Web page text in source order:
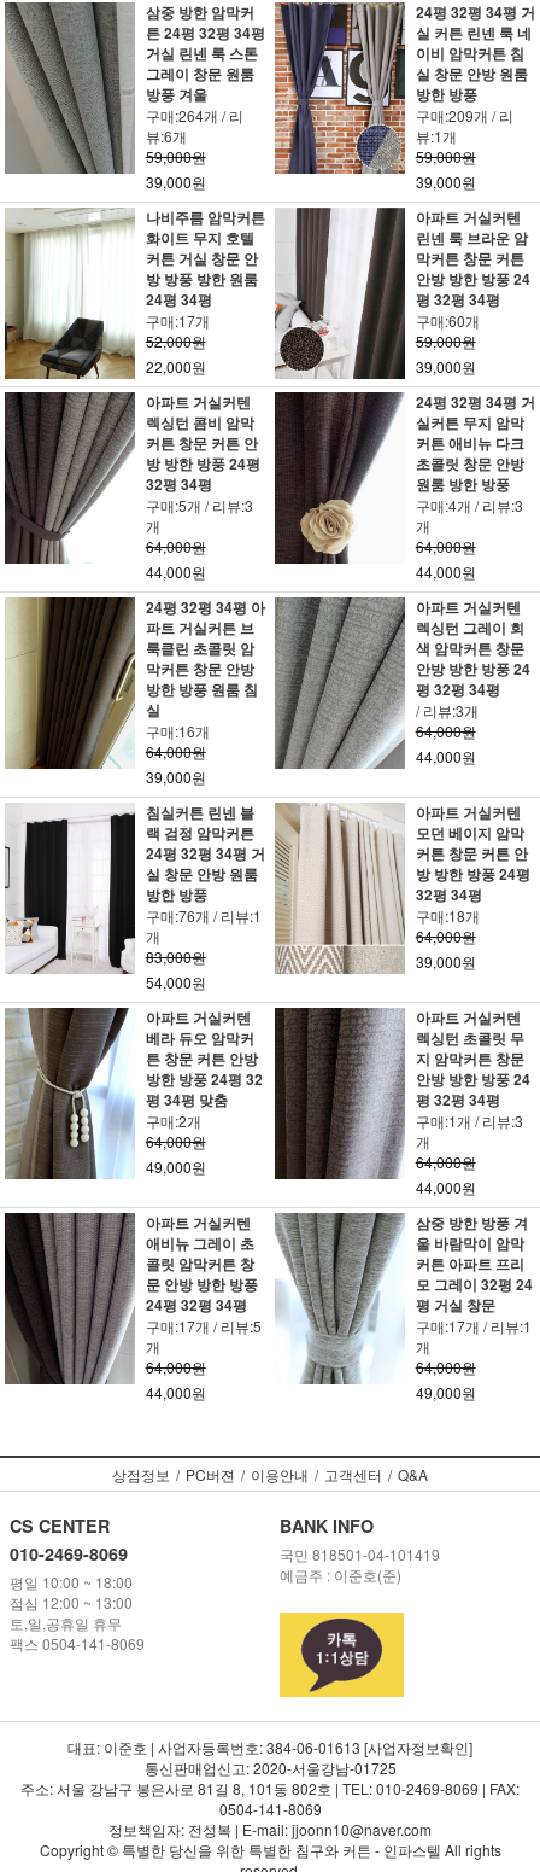
삼중 방한 암막커
튼 24평 32평 34평
거실 린넨 룩 스톤
그레이 창문 원룸
방풍 겨울
구매:264개 / 리
뷰:6개
59,000원
39,000원
24평 32평 34평 거
실 커튼 린넨 룩 네
이비 암막커튼 침
실 창문 안방 원룸
방한 방풍
구매:209개 / 리
뷰:1개
59,000원
39,000원
나비주름 암막커튼
화이트 무지 호텔
커튼 거실 창문 안
방 방풍 방한 원룸
24평 34평
구매:17개
52,000원
22,000원
아파트 거실커텐
린넨 룩 브라운 암
막커튼 창문 커튼
안방 방한 방풍 24
평 32평 34평
구매:60개
59,000원
39,000원
아파트 거실커텐
렉싱턴 콤비 암막
커튼 창문 커튼 안
방 방한 방풍 24평
32평 34평
구매:5개 / 리뷰:3
개
64,000원
44,000원
24평 32평 34평 거
실커튼 무지 암막
커튼 애비뉴 다크
초콜릿 창문 안방
원룸 방한 방풍
구매:4개 / 리뷰:3
개
64,000원
44,000원
24평 32평 34평 아
파트 거실커튼 브
룩클린 초콜릿 암
막커튼 창문 안방
방한 방풍 원룸 침
실
구매:16개
64,000원
39,000원
아파트 거실커텐
렉싱턴 그레이 회
색 암막커튼 창문
안방 방한 방풍 24
평 32평 34평
/ 리뷰:3개
64,000원
44,000원
침실커튼 린넨 블
랙 검정 암막커튼
24평 32평 34평 거
실 창문 안방 원룸
방한 방풍
구매:76개 / 리뷰:1
개
83,000원
54,000원
아파트 거실커텐
모던 베이지 암막
커튼 창문 커튼 안
방 방한 방풍 24평
32평 34평
구매:18개
64,000원
39,000원
아파트 거실커텐
베라 듀오 암막커
튼 창문 커튼 안방
방한 방풍 24평 32
평 34평 맞춤
구매:2개
64,000원
49,000원
아파트 거실커텐
렉싱턴 초콜릿 무
지 암막커튼 창문
안방 방한 방풍 24
평 32평 34평
구매:1개 / 리뷰:3
개
64,000원
44,000원
아파트 거실커텐
애비뉴 그레이 초
콜릿 암막커튼 창
문 안방 방한 방풍
24평 32평 34평
구매:17개 / 리뷰:5
개
64,000원
44,000원
삼중 방한 방풍 겨
울 바람막이 암막
커튼 아파트 프리
모 그레이 32평 24
평 거실 창문
구매:17개 / 리뷰:1
개
64,000원
49,000원
상점정보 / PC버젼 / 이용안내 / 고객센터 / Q&A
CS CENTER
010-2469-8069
평일 10:00 ~ 18:00
점심 12:00 ~ 13:00
토,일,공휴일 휴무
팩스 0504-141-8069
BANK INFO
국민 818501-04-101419
예금주 : 이준호(준)
대표: 이준호 | 사업자등록번호: 384-06-01613 [사업자정보확인]
통신판매업신고: 2020-서울강남-01725
주소: 서울 강남구 봉은사로 81길 8, 101동 802호 | TEL: 010-2469-8069 | FAX:
0504-141-8069
정보책임자: 전성복 | E-mail: jjoonn10@naver.com
Copyright © 특별한 당신을 위한 특별한 침구와 커튼 - 인파스텔 All rights